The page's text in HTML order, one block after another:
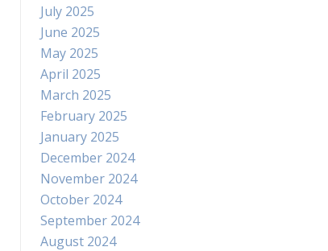
July 2025
June 2025
May 2025
April 2025
March 2025
February 2025
January 2025
December 2024
November 2024
October 2024
September 2024
August 2024